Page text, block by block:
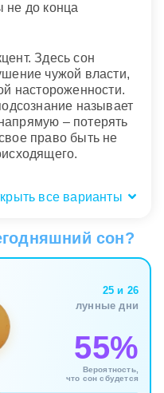
не до конца
Здесь сон
чужой власти,
настороженности.
называет
– потерять
право быть не
все варианты
сфере сильнее
Кукла вуду
отношения,
На работе она
в иерархии, с
или правом
сон?
25 и 26
лунные дни
55%
Вероятность,
что сон сбудется